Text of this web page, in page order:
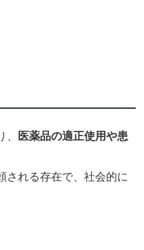
医薬品の適正使用や患
される存在で、社会的に